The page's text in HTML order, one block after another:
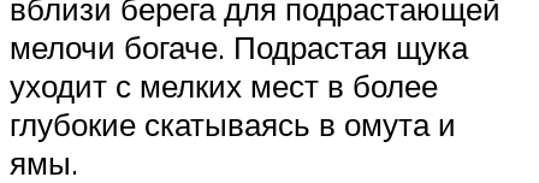
вблизи берега для подрастающей
мелочи богаче. Подрастая щука
уходит с мелких мест в более
глубокие скатываясь в омута и
ямы.